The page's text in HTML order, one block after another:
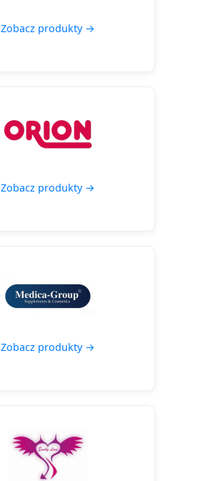
Zobacz produkty →
Zobacz produkty →
Zobacz produkty →